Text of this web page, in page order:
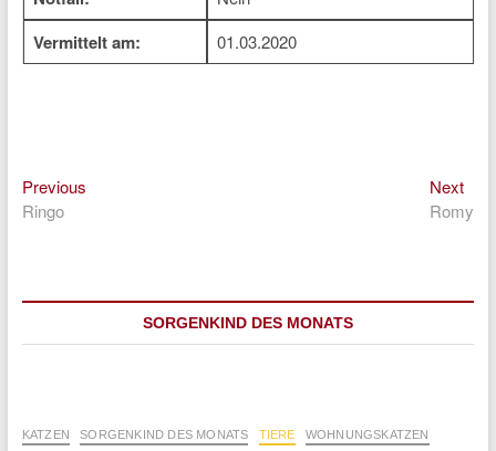
Vermittelt am: 01.03.2020
Beitragsnavigation
PreviousPrevious
Ringo
Next
Romy
SORGENKIND DES MONATS
KATZEN SORGENKIND DES MONATS TIERE WOHNUNGSKATZEN